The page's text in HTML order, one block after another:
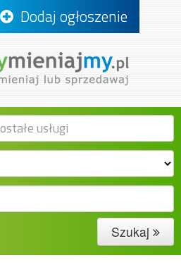
Dodaj ogłoszenie
Szukaj